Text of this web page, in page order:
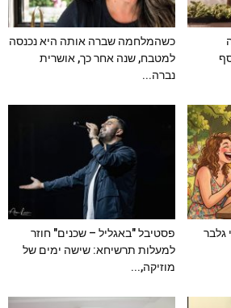
כשהמלחמה שברה אותה היא נכנסה
למטבח, שנה אחר כך, אושרית
נברה...
גלבר
פסטיבל "באגליל – שכנים" חוזר
למעלות תרשיחא: שישה ימים של
מוזיקה,...